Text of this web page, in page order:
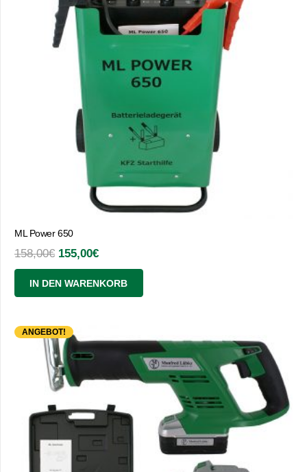
ML Power 650
158,00€ Ursprünglicher
Preis
war:
158,00€
155,00€Aktueller
Preis
ist:
155,00€.
IN DEN WARENKORB
ANGEBOT!